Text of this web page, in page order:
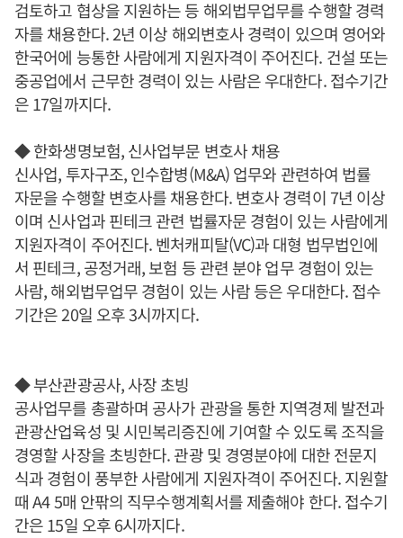
검토하고 협상을 지원하는 등 해외법무업무를 수행할 경력
자를 채용한다. 2년 이상 해외변호사 경력이 있으며 영어와
한국어에 능통한 사람에게 지원자격이 주어진다. 건설 또는
중공업에서 근무한 경력이 있는 사람은 우대한다. 접수기간
은 17일까지다.
◆ 한화생명보험, 신사업부문 변호사 채용
신사업, 투자구조, 인수합병(M&A) 업무와 관련하여 법률
자문을 수행할 변호사를 채용한다. 변호사 경력이 7년 이상
이며 신사업과 핀테크 관련 법률자문 경험이 있는 사람에게
지원자격이 주어진다. 벤처캐피탈(VC)과 대형 법무법인에
서 핀테크, 공정거래, 보험 등 관련 분야 업무 경험이 있는
사람, 해외법무업무 경험이 있는 사람 등은 우대한다. 접수
기간은 20일 오후 3시까지다.
◆ 부산관광공사, 사장 초빙
공사업무를 총괄하며 공사가 관광을 통한 지역경제 발전과
관광산업육성 및 시민복리증진에 기여할 수 있도록 조직을
경영할 사장을 초빙한다. 관광 및 경영분야에 대한 전문지
식과 경험이 풍부한 사람에게 지원자격이 주어진다. 지원할
때 A4 5매 안팎의 직무수행계획서를 제출해야 한다. 접수기
간은 15일 오후 6시까지다.